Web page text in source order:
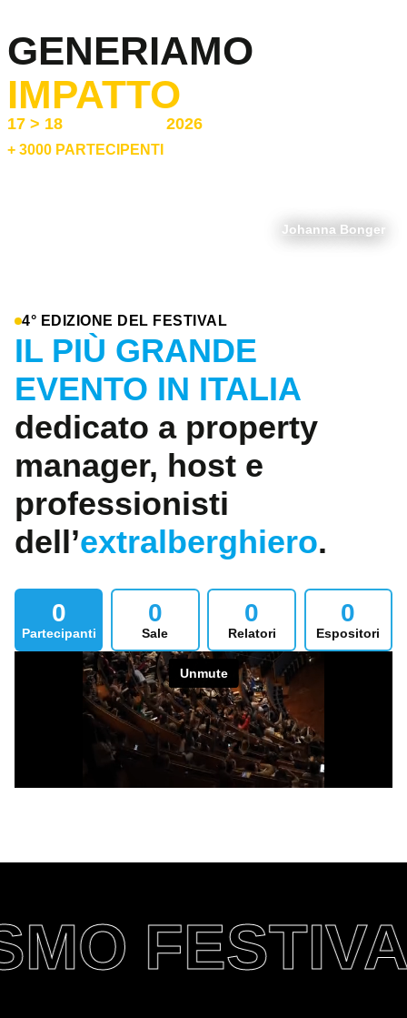
GENERIAMO
IMPATTO
17 > 18 2026
+ 3000 PARTECIPENTI
Johanna Bonger
4° EDIZIONE DEL FESTIVAL
IL PIÙ GRANDE
EVENTO IN ITALIA
dedicato a property
manager, host e
professionisti
dell’extralberghiero.
0
Partecipanti
0
Sale
0
Relatori
0
Espositori